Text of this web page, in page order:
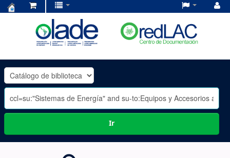
OLADE
-
Ir